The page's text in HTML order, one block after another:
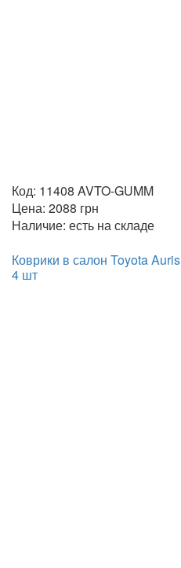
Код: 11408 AVTO-GUMM
Цена: 2088 грн
Наличие: есть на складе
Коврики в салон Toyota Auris
4 шт